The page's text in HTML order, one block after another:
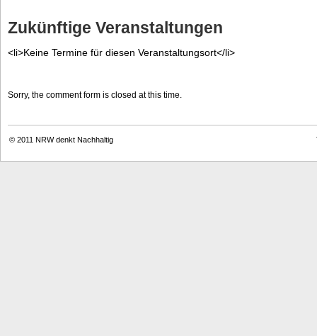
Zukünftige Veranstaltungen
<li>Keine Termine für diesen Veranstaltungsort</li>
Sorry, the comment form is closed at this time.
© 2011 NRW denkt Nachhaltig